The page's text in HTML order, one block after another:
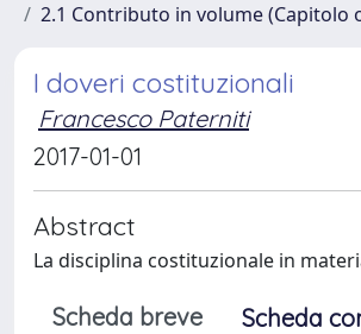
2.1 Contributo in volume (Capitolo
I doveri costituzionali
Francesco Paterniti
2017-01-01
Abstract
La disciplina costituzionale in
Scheda breve
Scheda